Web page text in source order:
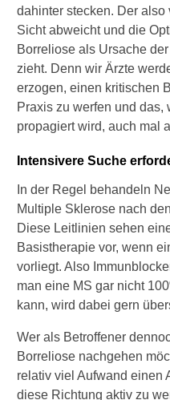
dahinter stecken. Der
Sicht abweicht und die
Borreliose als Ursache
zieht. Denn wir Ärzte
erzogen, einen kritischen
Praxis zu werfen und
propagiert wird, auch mal
Intensivere Suche
In der Regel behandeln
Multiple Sklerose nach
Diese Leitlinien sehen
Basistherapie vor, wenn
vorliegt. Also
man eine MS gar nicht
kann, wird dabei gern
Wer als Betroffener
Borreliose nachgehen
relativ viel Aufwand einen
diese Richtung aktiv zu
Folgesymptome:
Geist
Folgesymptome:
Verkrampfungen und
Folgesymptome:
mit der Blase
Probleme mit
Folgesymptome:
Neurogene
Encephalitis
Erwerbsminderung
MS-Forschung
10 Tipps bei MS